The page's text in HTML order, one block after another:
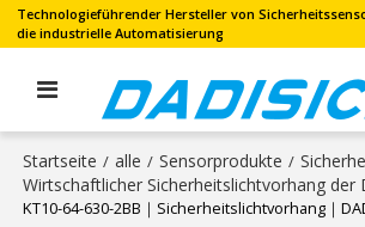
Technologieführender Hersteller von
die industrielle Automatisierung
Startseite / alle / Sensorprodukte /
Wirtschaftlicher Sicherheitslichtvorhang der
KT10-64-630-2BB｜Sicherheitslichtvorhang｜